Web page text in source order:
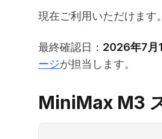
現在ご利用いただけます
最終確認日： 2026年7月
ージが担当します。
MiniMax M3